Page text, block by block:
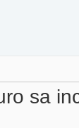
sa